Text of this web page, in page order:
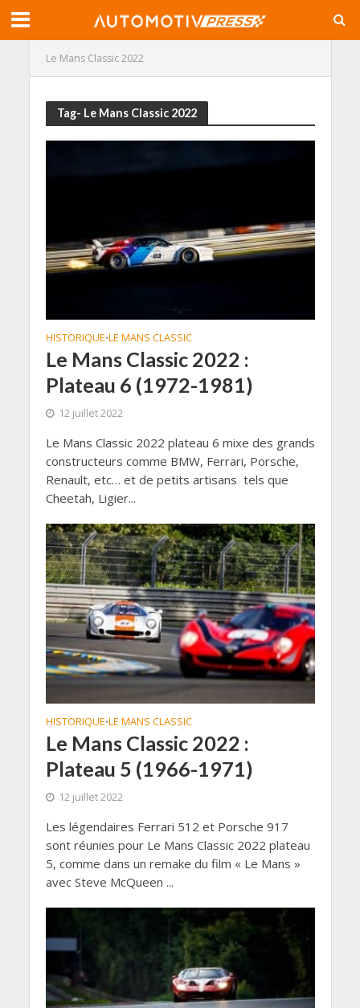
Le Mans Classic 2022
Tag- Le Mans Classic 2022
HISTORIQUE•LE MANS CLASSIC
Le Mans Classic 2022 :
Plateau 6 (1972-1981)
12 juillet 2022
Le Mans Classic 2022 plateau 6 mixe des grands
constructeurs comme BMW, Ferrari, Porsche,
Renault, etc… et de petits artisans tels que
Cheetah, Ligier...
HISTORIQUE•LE MANS CLASSIC
Le Mans Classic 2022 :
Plateau 5 (1966-1971)
12 juillet 2022
Les légendaires Ferrari 512 et Porsche 917
sont réunies pour Le Mans Classic 2022 plateau
5, comme dans un remake du film « Le Mans »
avec Steve McQueen ...